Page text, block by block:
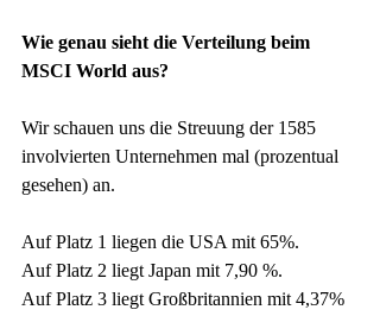
Wie genau sieht die Verteilung beim
MSCI World aus?
Wir schauen uns die Streuung der 1585
involvierten Unternehmen mal (prozentual
gesehen) an.
Auf Platz 1 liegen die USA mit 65%.
Auf Platz 2 liegt Japan mit 7,90 %.
Auf Platz 3 liegt Großbritannien mit 4,37%